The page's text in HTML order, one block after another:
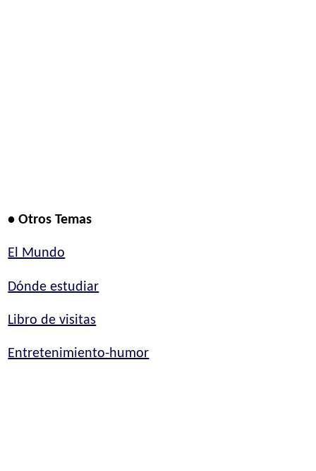
• Otros Temas
El Mundo
Dónde estudiar
Libro de visitas
Entretenimiento-humor